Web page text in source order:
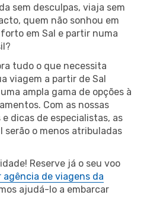
sem desculpas, viaja sem
quem não sonhou em
em Sal e partir numa
tudo o que necessita
viagem a partir de Sal
ampla gama de opções à
Com as nossas
dicas de especialistas, as
serão o menos atribuladas
Reserve já o seu voo
agência de viagens da
ajudá-lo a embarcar